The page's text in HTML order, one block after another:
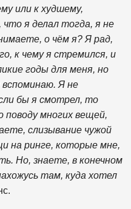
или к худшему,
я делал тогда, я не
о чём я? Я рад,
к чему я стремился, и
годы для меня, но
Я не
бы я смотрел, то
поводу многих вещей,
слизывание чужой
на ринге, которые мне,
Но, знаете, в конечном
там, куда хотел